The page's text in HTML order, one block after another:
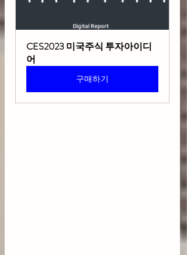
CES2023 미국주식 투자아이디
어
구매하기